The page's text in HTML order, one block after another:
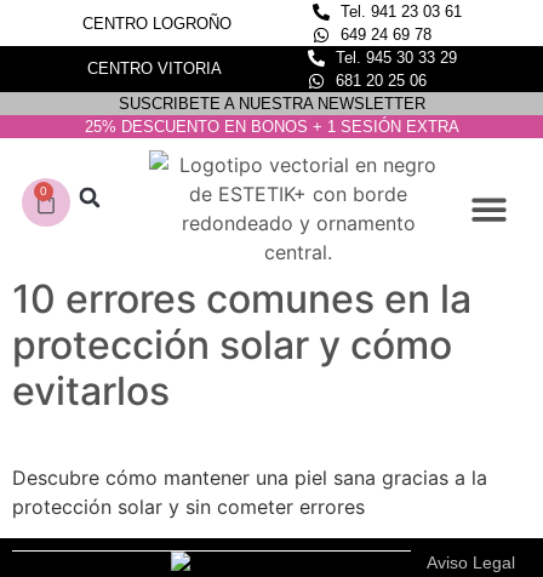
CENTRO LOGROÑO
Tel. 941 23 03 61
649 24 69 78
CENTRO VITORIA
Tel. 945 30 33 29
681 20 25 06
SUSCRIBETE A NUESTRA NEWSLETTER
25% DESCUENTO EN BONOS + 1 SESIÓN EXTRA
0
10 errores comunes en la
protección solar y cómo
evitarlos
Descubre cómo mantener una piel sana gracias a la
protección solar y sin cometer errores
Aviso Legal